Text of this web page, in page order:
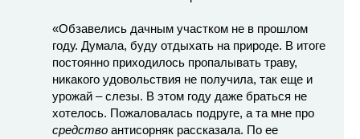
«Обзавелись дачным участком не в прошлом
году. Думала, буду отдыхать на природе. В итоге
постоянно приходилось пропалывать траву,
никакого удовольствия не получила, так еще и
урожай – слезы. В этом году даже браться не
хотелось. Пожаловалась подруге, а та мне про
средство антисорняк рассказала. По ее